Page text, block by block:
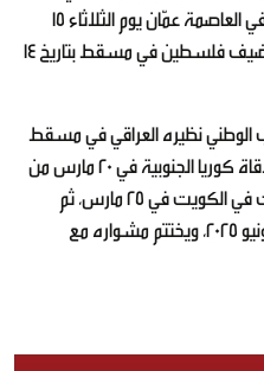
وسيلاقي ضمن الجولة الرابعة الأردن في العاصمة عمّان يوم الثلاثاء 15
أكتوبر على استاد عمّان الدولي، ويستضيف فلسطين في مسقط بتاريخ 14
الوطني نظيره العراقي في مسقط
بتاريخ 19 نوفمبر، ثم يغادر إلى سول لملاقاة كوريا الجنوبية في 20 مارس من
العام المقبل، على أن يلعب أمام الكويت في الكويت في 25 مارس، ثم
يستقبل الأردن في مسقط بتاريخ 5 يونيو 2025، ويختتم مشواره مع